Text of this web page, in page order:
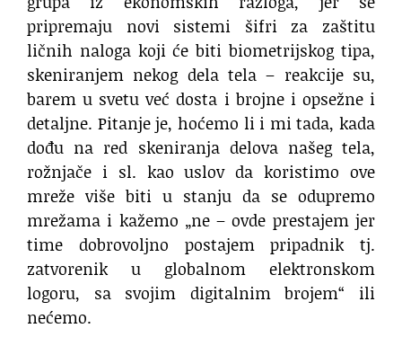
pripremaju novi sistemi šifri za zaštitu
ličnih naloga koji će biti biometrijskog tipa,
skeniranjem nekog dela tela – reakcije su,
barem u svetu već dosta i brojne i opsežne i
detaljne. Pitanje je, hoćemo li i mi tada, kada
dođu na red skeniranja delova našeg tela,
rožnjače i sl. kao uslov da koristimo ove
mreže više biti u stanju da se odupremo
mrežama i kažemo „ne – ovde prestajem jer
time dobrovoljno postajem pripadnik tj.
zatvorenik u globalnom elektronskom
logoru, sa svojim digitalnim brojem“ ili
nećemo.